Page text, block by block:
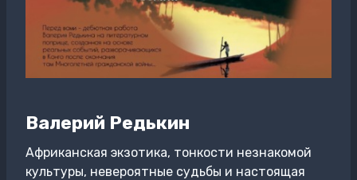
Валерий Редькин
Африканская экзотика, тонкости незнакомой
культуры, невероятные судьбы и настоящая